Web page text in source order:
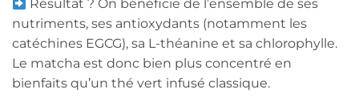
Résultat ? On bénéficie de l’ensemble de ses
nutriments, ses antioxydants (notamment les
catéchines EGCG), sa L-théanine et sa chlorophylle.
Le matcha est donc bien plus concentré en
bienfaits qu’un thé vert infusé classique.